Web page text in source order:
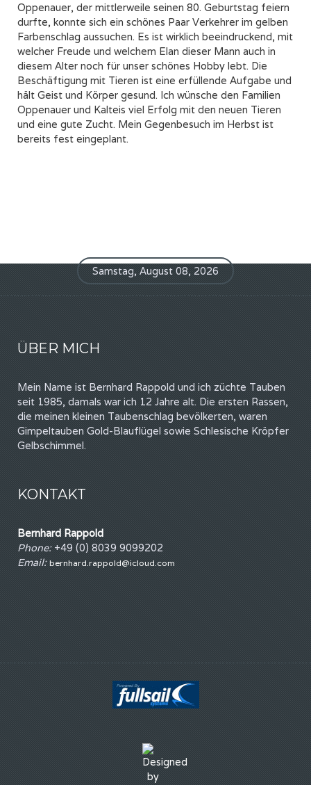
Oppenauer, der mittlerweile seinen 80. Geburtstag feiern
durfte, konnte sich ein schönes Paar Verkehrer im gelben
Farbenschlag aussuchen. Es ist wirklich beeindruckend, mit
welcher Freude und welchem Elan dieser Mann auch in
diesem Alter noch für unser schönes Hobby lebt. Die
Beschäftigung mit Tieren ist eine erfüllende Aufgabe und
hält Geist und Körper gesund. Ich wünsche den Familien
Oppenauer und Kalteis viel Erfolg mit den neuen Tieren
und eine gute Zucht. Mein Gegenbesuch im Herbst ist
bereits fest eingeplant.
Samstag, August 08, 2026
ÜBER MICH
Mein Name ist Bernhard Rappold und ich züchte Tauben
seit 1985, damals war ich 12 Jahre alt. Die ersten Rassen,
die meinen kleinen Taubenschlag bevölkerten, waren
Gimpeltauben Gold-Blauflügel sowie Schlesische Kröpfer
Gelbschimmel.
KONTAKT
Bernhard Rappold
Phone:+49 (0) 8039 9099202
Email: bernhard.rappold@icloud.com